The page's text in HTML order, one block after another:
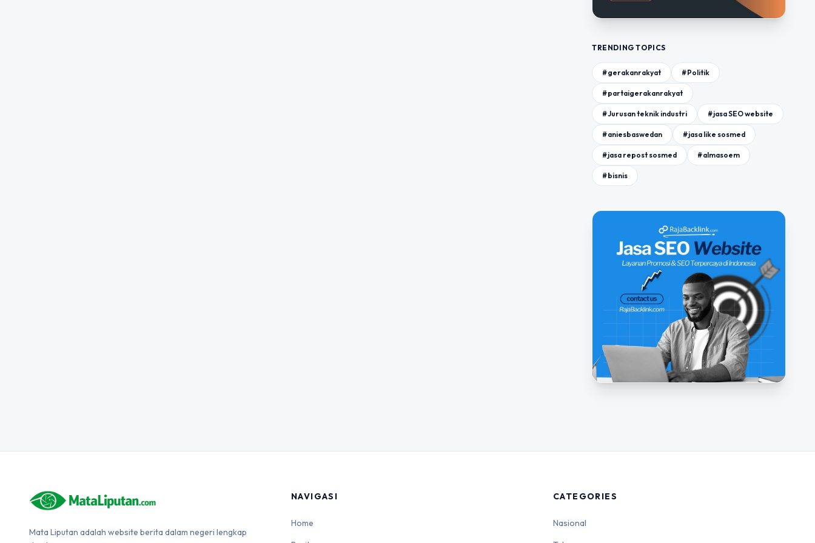
TRENDING TOPICS
#gerakanrakyat #Politik
#partaigerakanrakyat
#Jurusan teknik industri #jasa SEO website
#aniesbaswedan #jasa like sosmed
#jasa repost sosmed #almasoem
#bisnis
Mata Liputan adalah website berita dalam negeri lengkap
NAVIGASI
Home
CATEGORIES
Nasional